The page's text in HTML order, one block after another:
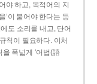
야 하고, 목적어의 지
’이 붙어야 한다는 등
도 소리를 내고, 단어
칙이 필요하다. 이처
폭넓게 ‘어법(語